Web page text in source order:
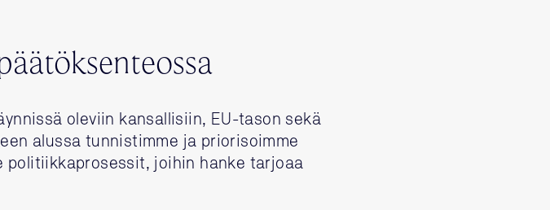
oleviin kansallisiin, EU-tason sekä
alussa tunnistimme ja priorisoimme
joihin hanke tarjoaa